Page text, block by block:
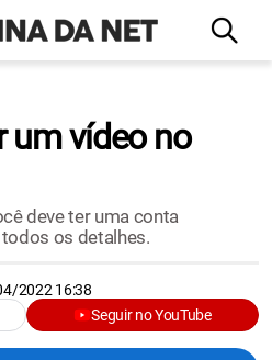
um vídeo no
deve ter uma conta
os detalhes.
2022 16:38
Seguir no YouTube